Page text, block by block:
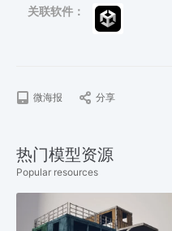
关联软件：
微海报 分享
热门模型资源
Popular resources